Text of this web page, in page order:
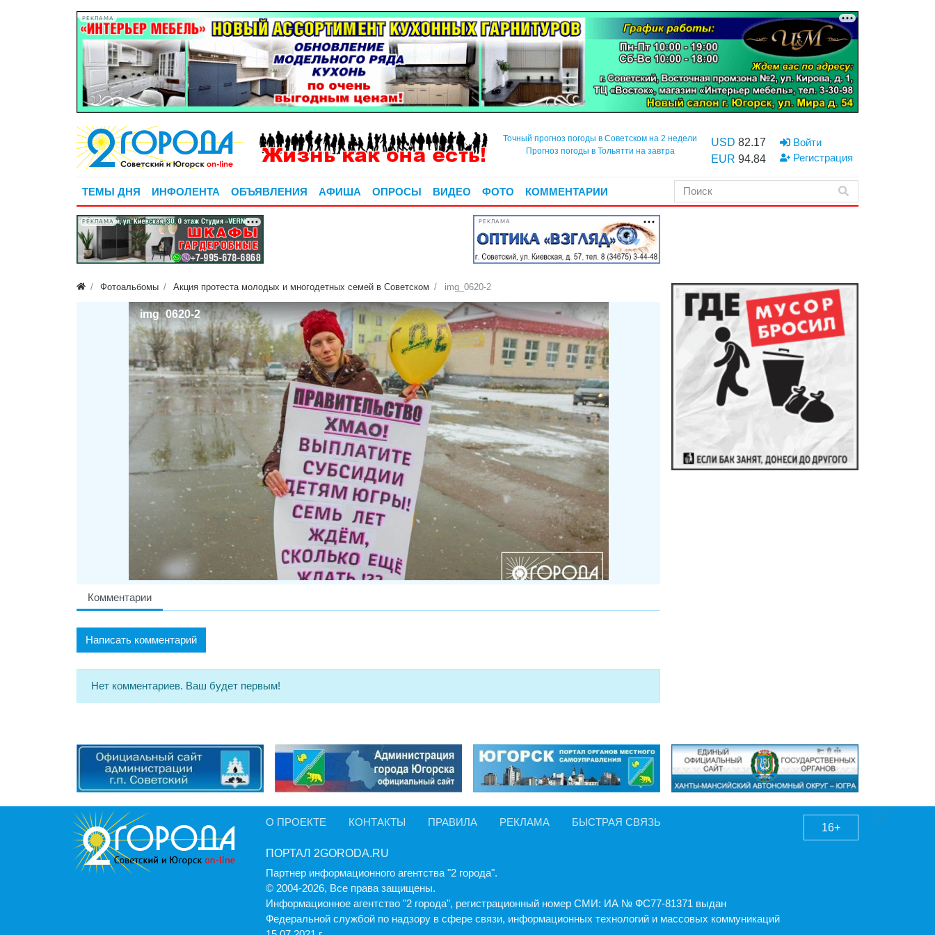
РЕКЛАМА
Точный прогноз погоды в Советском на 2 недели
Прогноз погоды в Тольятти на завтра
USD 82.17
EUR 94.84
Войти
Регистрация
ТЕМЫ ДНЯ ИНФОЛЕНТА ОБЪЯВЛЕНИЯ АФИША ОПРОСЫ ВИДЕО ФОТО КОММЕНТАРИИ
РЕКЛАМА РЕКЛАМА
Фотоальбомы Акция протеста молодых и многодетных семей в Советском img_0620-2
img_0620-2
Комментарии
Написать комментарий
Нет комментариев. Ваш будет первым!
О ПРОЕКТЕ КОНТАКТЫ ПРАВИЛА РЕКЛАМА БЫСТРАЯ СВЯЗЬ
ПОРТАЛ 2GORODA.RU
Партнер информационного агентства "2 города".
© 2004-2026, Все права защищены.
Информационное агентство "2 города", регистрационный номер СМИ: ИА № ФС77-81371 выдан
Федеральной службой по надзору в сфере связи, информационных технологий и массовых коммуникаций
16+